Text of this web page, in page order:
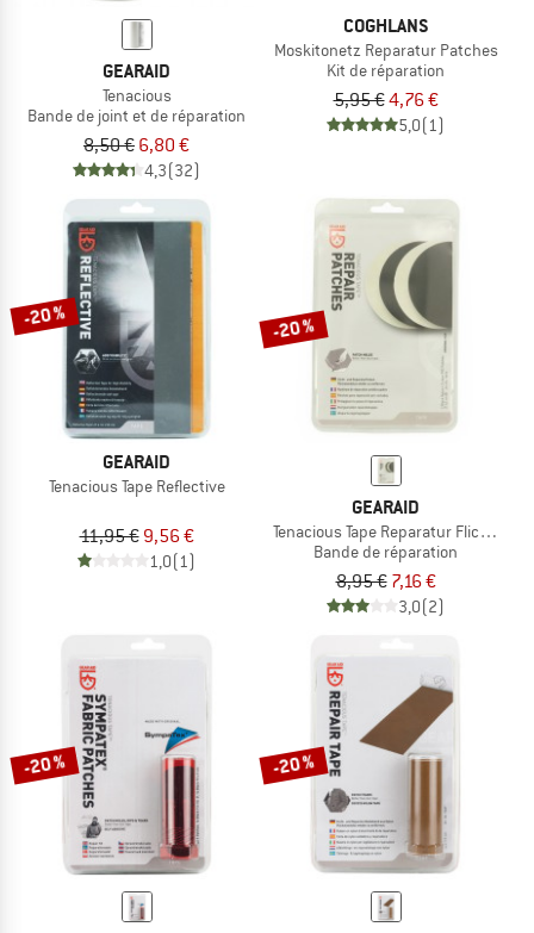
GEARAID
Tenacious
Bande de joint et de réparation
8,50 € 6,80 €
4,3(32)
COGHLANS
Moskitonetz Reparatur Patches
Kit de réparation
5,95 €4,76 €
5,0(1)
-20 %
GEARAID
Tenacious Tape Reflective
11,95 € 9,56 €
1,0(1)
-20 %
GEARAID
Tenacious Tape Reparatur Flicken
Bande de réparation
8,95 € 7,16 €
3,0(2)
-20 % -20 %